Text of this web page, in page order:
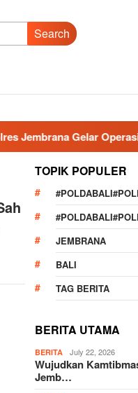
Search
Gelar Operasi Pekat
TOPIK POPULER
JEMBRANA
BALI
TAG BERITA
BERITA UTAMA
BERITA July 22, 2026
Wujudkan
Jemb…